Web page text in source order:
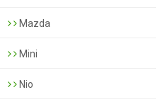
Mazda
Mini
Nio